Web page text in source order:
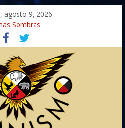
agosto 9, 2026
Sombras
A Jornada do Espírito Ancestral
Espiritual – Crescimento
na Cura